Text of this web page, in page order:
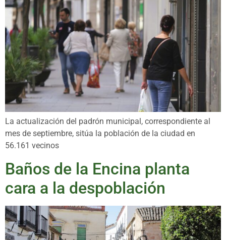
La actualización del padrón municipal, correspondiente al
mes de septiembre, sitúa la población de la ciudad en
56.161 vecinos
Baños de la Encina planta
cara a la despoblación